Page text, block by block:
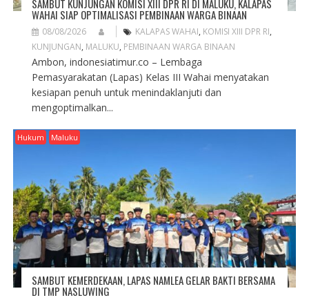
SAMBUT KUNJUNGAN KOMISI XIII DPR RI DI MALUKU, KALAPAS
WAHAI SIAP OPTIMALISASI PEMBINAAN WARGA BINAAN
08/08/2026 KALAPAS WAHAI, KOMISI XIII DPR RI,
KUNJUNGAN, MALUKU, PEMBINAAN WARGA BINAAN
Ambon, indonesiatimur.co – Lembaga
Pemasyarakatan (Lapas) Kelas III Wahai menyatakan
kesiapan penuh untuk menindaklanjuti dan
mengoptimalkan...
Hukum Maluku
SAMBUT KEMERDEKAAN, LAPAS NAMLEA GELAR BAKTI BERSAMA
DI TMP NASLUWING